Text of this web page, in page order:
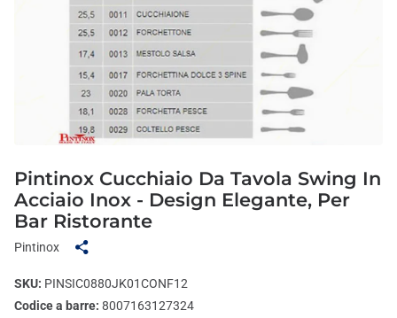
Pintinox Cucchiaio Da Tavola Swing In
Acciaio Inox - Design Elegante, Per
Bar Ristorante
Pintinox
SKU: PINSIC0880JK01CONF12
Codice a barre: 8007163127324